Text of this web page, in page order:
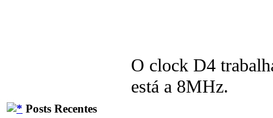
Posts Recentes
O clock D4
está a 8MHz.